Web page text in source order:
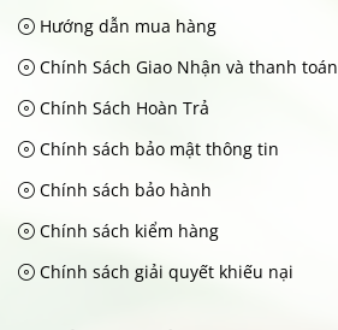
Hướng dẫn mua hàng
Chính Sách Giao Nhận và thanh toán
Chính Sách Hoàn Trả
Chính sách bảo mật thông tin
Chính sách bảo hành
Chính sách kiểm hàng
Chính sách giải quyết khiếu nại